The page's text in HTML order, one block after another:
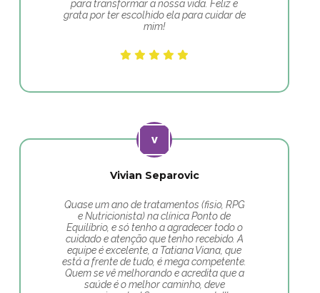
para transformar a nossa vida. Feliz e
grata por ter escolhido ela para cuidar de
mim!
Vivian Separovic
Quase um ano de tratamentos (fisio, RPG
e Nutricionista) na clínica Ponto de
Equilíbrio, e só tenho a agradecer todo o
cuidado e atenção que tenho recebido. A
equipe é excelente, a Tatiana Viana, que
está a frente de tudo, é mega competente.
Quem se vê melhorando e acredita que a
saúde é o melhor caminho, deve